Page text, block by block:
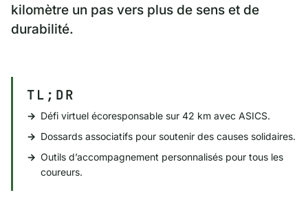
kilomètre un pas vers plus de sens et de
durabilité.
TL;DR
Défi virtuel écoresponsable sur 42 km avec ASICS.
Dossards associatifs pour soutenir des causes solidaires.
Outils d’accompagnement personnalisés pour tous les
coureurs.